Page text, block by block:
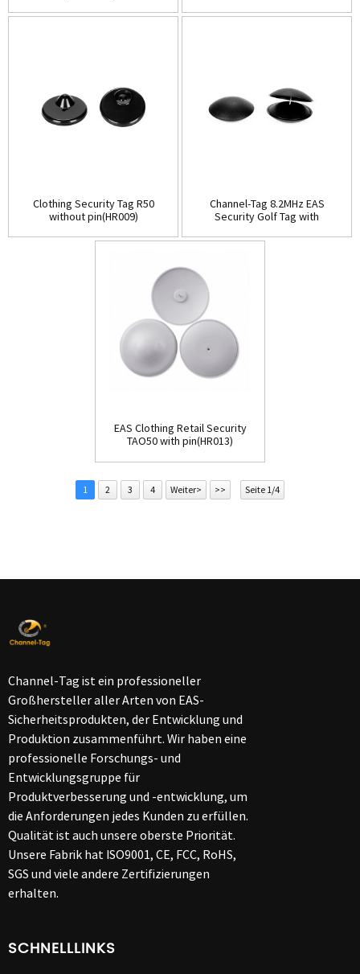
Clothing Security Tag R50
without pin(HR009)
Channel-Tag 8.2MHz EAS
Security Golf Tag with
EAS Clothing Retail Security
TAO50 with pin(HR013)
1 2 3 4 Weiter> >> Seite 1/4
Channel-Tag ist ein professioneller
Großhersteller aller Arten von EAS-
Sicherheitsprodukten, der Entwicklung und
Produktion zusammenführt. Wir haben eine
professionelle Forschungs- und
Entwicklungsgruppe für
Produktverbesserung und -entwicklung, um
die Anforderungen jedes Kunden zu erfüllen.
Qualität ist auch unsere oberste Priorität.
Unsere Fabrik hat ISO9001, CE, FCC, RoHS,
SGS und viele andere Zertifizierungen
erhalten.
SCHNELLLINKS